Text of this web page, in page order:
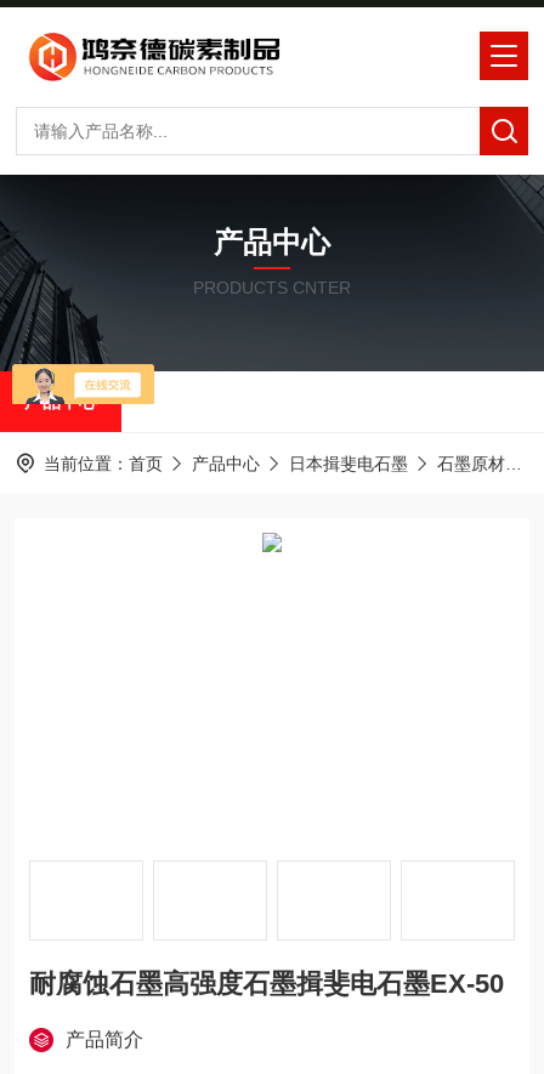
产品中心
PRODUCTS CNTER
产品中心
当前位置： 首页 产品中心 日本揖斐电石墨 石墨原材料
耐腐蚀石墨高强度石墨揖斐电石墨EX-50
产品简介